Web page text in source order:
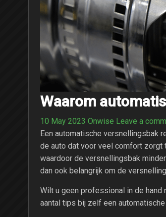
Waarom
10 May 2023 Onwise
Leave a
Een automatische versnellingsbak
de auto dat voor veel comfort zorgt
waardoor de versnellingsbak
dan ook belangrijk om de
Wilt u geen professional in de hand
aantal tips bij zelf een